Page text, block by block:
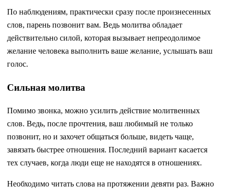
По наблюдениям, практически сразу после произнесенных
слов, парень позвонит вам. Ведь молитва обладает
действительно силой, которая вызывает непреодолимое
желание человека выполнить ваше желание, услышать ваш
голос.
Сильная молитва
Помимо звонка, можно усилить действие молитвенных
слов. Ведь, после прочтения, ваш любимый не только
позвонит, но и захочет общаться больше, видеть чаще,
завязать быстрее отношения. Последний вариант касается
тех случаев, когда люди еще не находятся в отношениях.
Необходимо читать слова на протяжении девяти раз. Важно